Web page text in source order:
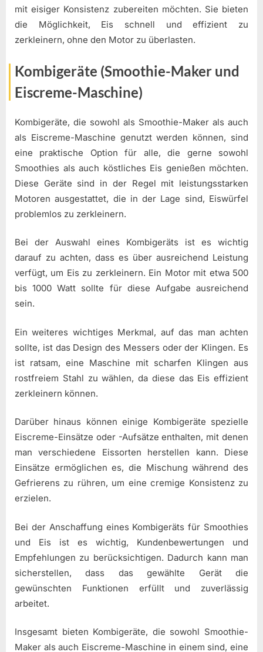
mit eisiger Konsistenz zubereiten möchten. Sie bieten
die Möglichkeit, Eis schnell und effizient zu
zerkleinern, ohne den Motor zu überlasten.
Kombigeräte (Smoothie-Maker und
Eiscreme-Maschine)
Kombigeräte, die sowohl als Smoothie-Maker als auch
als Eiscreme-Maschine genutzt werden können, sind
eine praktische Option für alle, die gerne sowohl
Smoothies als auch köstliches Eis genießen möchten.
Diese Geräte sind in der Regel mit leistungsstarken
Motoren ausgestattet, die in der Lage sind, Eiswürfel
problemlos zu zerkleinern.
Bei der Auswahl eines Kombigeräts ist es wichtig
darauf zu achten, dass es über ausreichend Leistung
verfügt, um Eis zu zerkleinern. Ein Motor mit etwa 500
bis 1000 Watt sollte für diese Aufgabe ausreichend
sein.
Ein weiteres wichtiges Merkmal, auf das man achten
sollte, ist das Design des Messers oder der Klingen. Es
ist ratsam, eine Maschine mit scharfen Klingen aus
rostfreiem Stahl zu wählen, da diese das Eis effizient
zerkleinern können.
Darüber hinaus können einige Kombigeräte spezielle
Eiscreme-Einsätze oder -Aufsätze enthalten, mit denen
man verschiedene Eissorten herstellen kann. Diese
Einsätze ermöglichen es, die Mischung während des
Gefrierens zu rühren, um eine cremige Konsistenz zu
erzielen.
Bei der Anschaffung eines Kombigeräts für Smoothies
und Eis ist es wichtig, Kundenbewertungen und
Empfehlungen zu berücksichtigen. Dadurch kann man
sicherstellen, dass das gewählte Gerät die
gewünschten Funktionen erfüllt und zuverlässig
arbeitet.
Insgesamt bieten Kombigeräte, die sowohl Smoothie-
Maker als auch Eiscreme-Maschine in einem sind, eine